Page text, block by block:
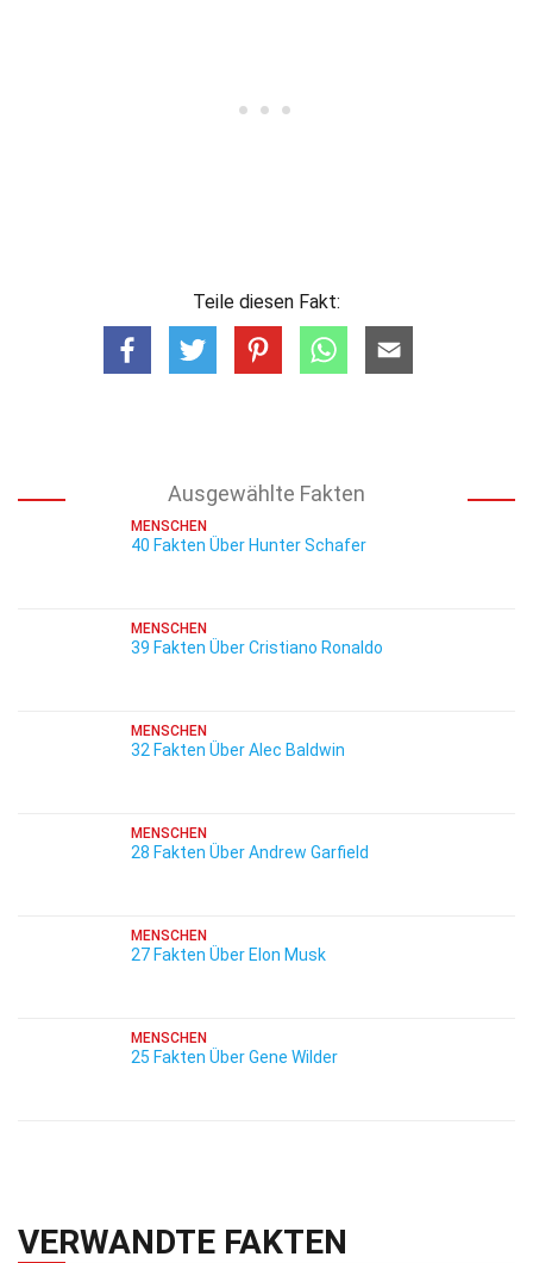
Teile diesen Fakt:
Ausgewählte Fakten
MENSCHEN
40 Fakten Über Hunter Schafer
MENSCHEN
39 Fakten Über Cristiano Ronaldo
MENSCHEN
32 Fakten Über Alec Baldwin
MENSCHEN
28 Fakten Über Andrew Garfield
MENSCHEN
27 Fakten Über Elon Musk
MENSCHEN
25 Fakten Über Gene Wilder
VERWANDTE FAKTEN